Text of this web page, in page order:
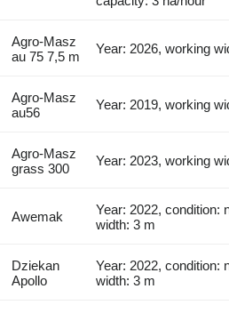
Agro-Masz
au 75 7,5 m
Year: 2026, working
Agro-Masz
au56
Year: 2019, working
Agro-Masz
grass 300
Year: 2023, working
Awemak
Year: 2022, condition:
width: 3 m
Dziekan
Apollo
Year: 2022, condition:
width: 3 m